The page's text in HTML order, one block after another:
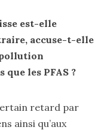
est-elle
accuse-t-elle
pollution
les PFAS ?
retard par
ainsi qu’aux